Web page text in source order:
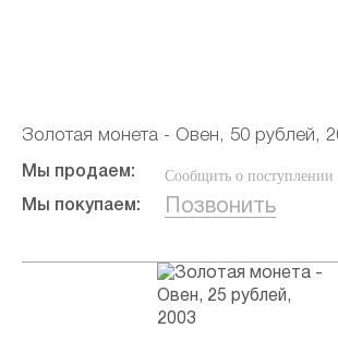
Золотая монета - Овен, 50 рублей,
Мы продаем: Сообщить о поступлении
Мы покупаем: Позвонить